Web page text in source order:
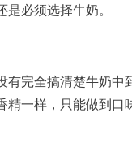
必须选择牛奶。
完全搞清楚牛奶
一样，只能做到口